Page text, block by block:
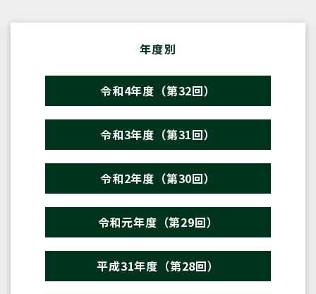
年度別
令和4年度（第32回）
令和3年度（第31回）
令和2年度（第30回）
令和元年度（第29回）
平成31年度（第28回）